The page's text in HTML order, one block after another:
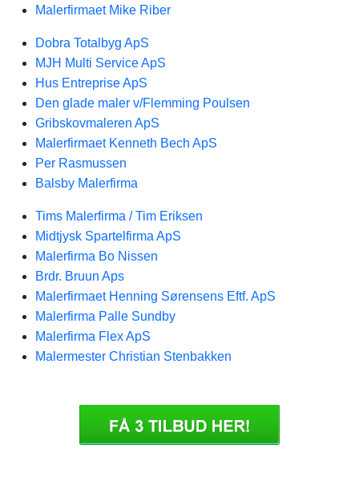
Malerfirmaet Mike Riber
Dobra Totalbyg ApS
MJH Multi Service ApS
Hus Entreprise ApS
Den glade maler v/Flemming Poulsen
Gribskovmaleren ApS
Malerfirmaet Kenneth Bech ApS
Per Rasmussen
Balsby Malerfirma
Tims Malerfirma / Tim Eriksen
Midtjysk Spartelfirma ApS
Malerfirma Bo Nissen
Brdr. Bruun Aps
Malerfirmaet Henning Sørensens Eftf. ApS
Malerfirma Palle Sundby
Malerfirma Flex ApS
Malermester Christian Stenbakken